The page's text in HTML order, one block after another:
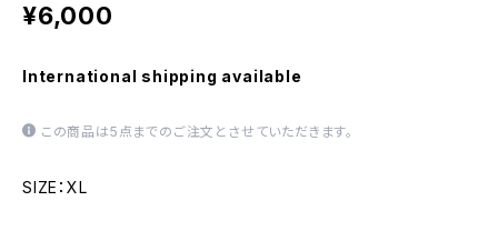
¥6,000
International shipping available
この商品は5点までのご注文とさせていただきます。
SIZE：XL